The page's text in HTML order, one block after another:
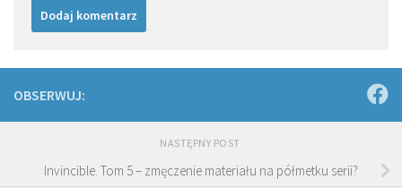
OBSERWUJ:
NASTĘPNY POST
Invincible. Tom 5 – zmęczenie materiału na półmetku serii?